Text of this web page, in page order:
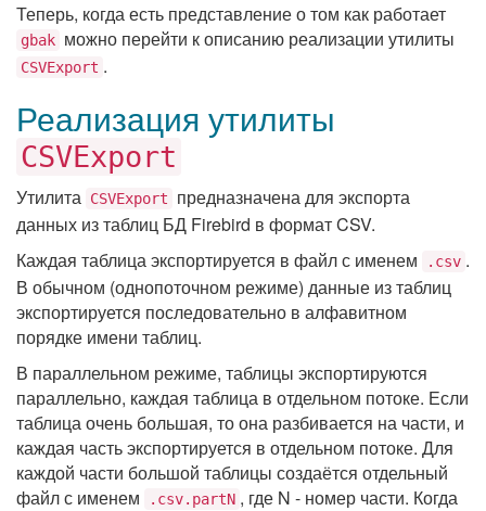
Теперь, когда есть представление о том как работает
gbak можно перейти к описанию реализации утилиты
CSVExport .
Реализация утилиты
CSVExport
Утилита CSVExport
предназначена для экспорта
данных из таблиц БД Firebird в формат CSV.
Каждая таблица экспортируется в файл с именем
.csv .
В обычном (однопоточном режиме) данные из таблиц
экспортируется последовательно в алфавитном
порядке имени таблиц.
В параллельном режиме, таблицы экспортируются
параллельно, каждая таблица в отдельном потоке. Если
таблица очень большая, то она разбивается на части, и
каждая часть экспортируется в отдельном потоке. Для
каждой части большой таблицы создаётся отдельный
файл с именем
.csv.partN , где N - номер части. Когда